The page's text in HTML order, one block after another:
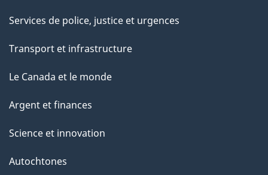
Services de police, justice et urgences
Transport et infrastructure
Le Canada et le monde
Argent et finances
Science et innovation
Autochtones